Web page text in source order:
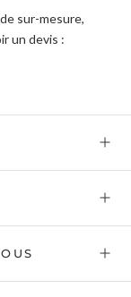
sur-mesure,
un devis :